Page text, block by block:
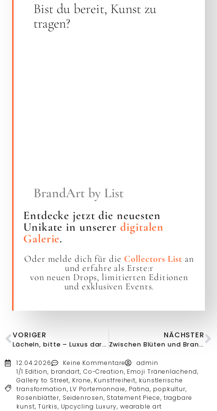
Bist du bereit, Kunst zu
tragen?
BrandArt by List
Entdecke jetzt die neuesten
Unikate in unsererdigitalen
Galerie.
Oder melde dich für die Collectors List an
und erfahre als Erste:r
von neuen Drops, limitierten Editionen
und exklusiven Events.
VORIGER
Lächeln, bitte – Luxus darf Spaß machen!
NÄCHSTER
Zwischen Blüten und Brands
12.04.2026 Keine Kommentare
admin
1/1 Edition, brandart, Co-Creation, Emoji Tränenlachend,
Gallery to Street, Krone, Kunstfreiheit, künstlerische
transformation, LV Portemonnaie, Patina, popkultur,
Rosenblätter, Seidenrosen, Statement Piece, tragbare
kunst,Türkis, Upcycling Luxury, wearable art